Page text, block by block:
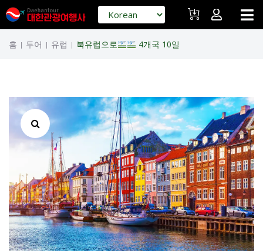
홈 | 투어 | 유럽 | 북유럽으로 4개국 10일